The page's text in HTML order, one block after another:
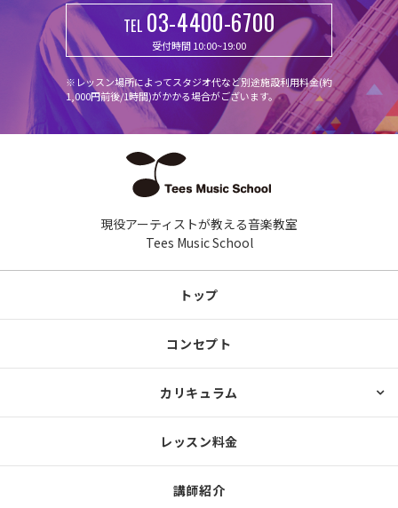
TEL 03-4400-6700
受付時間 10:00~19:00
※レッスン場所によってスタジオ代など別途施設利用料金(約
1,000円前後/1時間)がかかる場合がございます。
現役アーティストが教える音楽教室
Tees Music School
トップ
コンセプト
カリキュラム
レッスン料金
講師紹介